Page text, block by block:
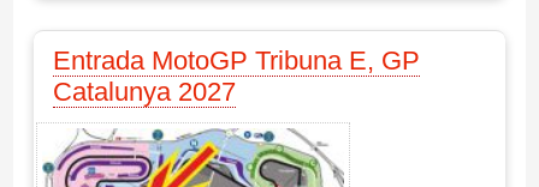
Entrada MotoGP Tribuna E, GP
Catalunya 2027